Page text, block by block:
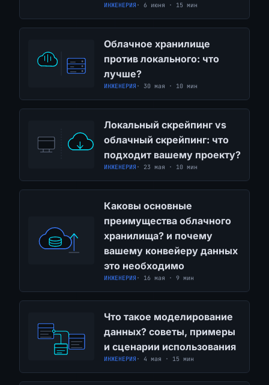
ИНЖЕНЕРИЯ · 6 июня · 15 мин
Облачное хранилище
против локального: что
лучше?
ИНЖЕНЕРИЯ · 30 мая · 10 мин
Локальный скрейпинг vs
облачный скрейпинг: что
подходит вашему проекту?
ИНЖЕНЕРИЯ · 23 мая · 10 мин
Каковы основные
преимущества облачного
хранилища? и почему
вашему конвейеру данных
это необходимо
ИНЖЕНЕРИЯ · 16 мая · 9 мин
Что такое моделирование
данных? советы, примеры
и сценарии использования
ИНЖЕНЕРИЯ · 4 мая · 15 мин